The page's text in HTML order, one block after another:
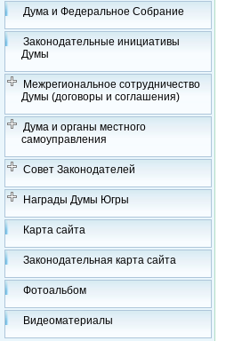
Дума и Федеральное Собрание
Законодательные инициативы
Думы
Межрегиональное сотрудничество
Думы (договоры и соглашения)
Дума и органы местного
самоуправления
Совет Законодателей
Награды Думы Югры
Карта сайта
Законодательная карта сайта
Фотоальбом
Видеоматериалы